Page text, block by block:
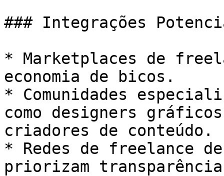
### Integrações
* Marketplaces de
economia de bicos.
* Comunidades
como designers
criadores de conteúdo.
* Redes de freelance
priorizam